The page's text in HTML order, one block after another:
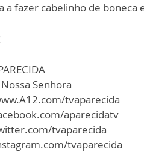
a fazer cabelinho de boneca
Senhora
tvaparecida
aparecidatv
tvaparecida
tvaparecida